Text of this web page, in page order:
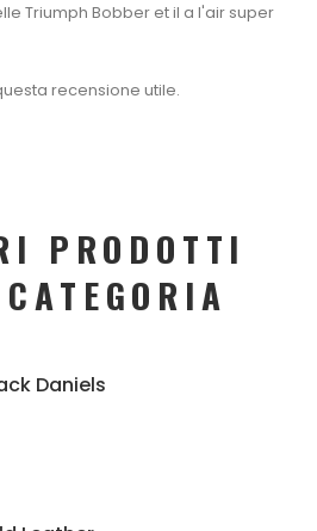
Triumph Bobber et il a l'air super
recensione utile.
PRODOTTI
Daniels